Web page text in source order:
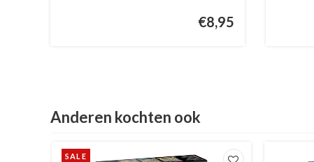
€8,95
Anderen kochten ook
SALE